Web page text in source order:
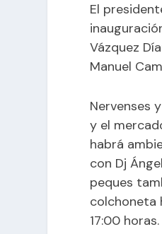
El
Vázquez
Manuel
Nervenses
y el
habrá
con Dj
peques
colchoneta
17:00 horas.